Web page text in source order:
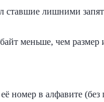
ставшие лишними
меньше, чем размер
номер в алфавите